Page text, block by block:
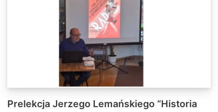
Prelekcja Jerzego Lemańskiego “Historia